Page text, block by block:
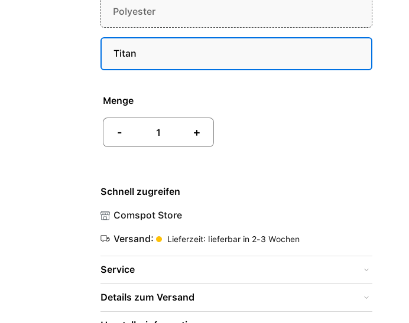
Polyester
Titan
Menge
- +
Schnell zugreifen
Comspot Store
Versand: Lieferzeit: lieferbar in 2-3 Wochen
Service
Details zum Versand